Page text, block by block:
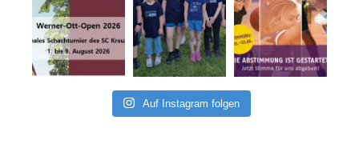
Auf Instagram folgen